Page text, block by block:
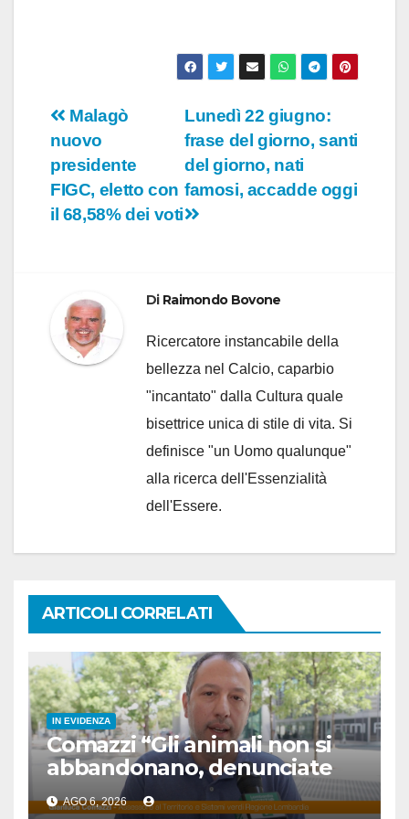
Navigazione
articoli
Lunedì 22 giugno:
frase del giorno, santi
del giorno, nati
famosi, accadde oggi
Malagò
nuovo
presidente
FIGC, eletto con
il 68,58% dei voti
Di Raimondo Bovone
Ricercatore instancabile della
bellezza nel Calcio, caparbio
"incantato" dalla Cultura quale
bisettrice unica di stile di vita. Si
definisce "un Uomo qualunque"
alla ricerca dell'Essenzialità
dell'Essere.
ARTICOLI CORRELATI
IN EVIDENZA
Comazzi “Gli animali non si
abbandonano, denunciate
chi lo fa”
AGO 6, 2026